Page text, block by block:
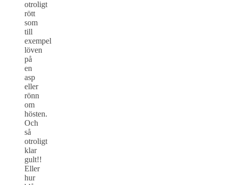
otroligt
rött
som
till
exempel
löven
på
en
asp
eller
rönn
om
hösten.
Och
så
otroligt
klar
gult!!
Eller
hur